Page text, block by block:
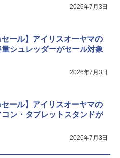
2026年7月3日
セール】アイリスオーヤマの
シュレッダーがセール対象
2026年7月3日
セール】アイリスオーヤマの
コン・タブレットスタンドが
2026年7月3日